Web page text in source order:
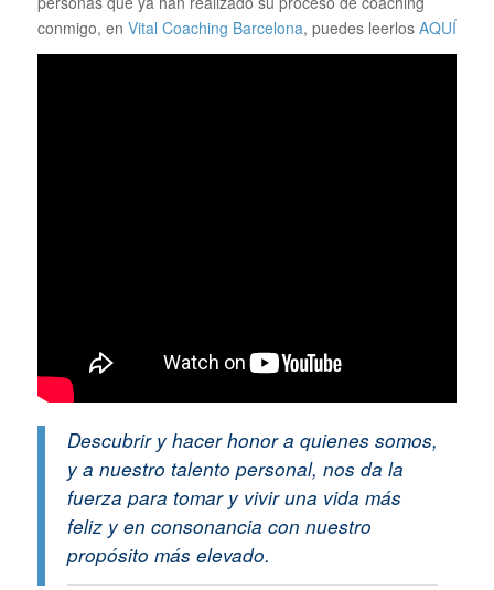
conmigo, en Vital Coaching Barcelona, puedes leerlos AQUÍ
Descubrir y hacer honor a quienes somos,
y a nuestro talento personal, nos da la
fuerza para tomar y vivir una vida más
feliz y en consonancia con nuestro
propósito más elevado.